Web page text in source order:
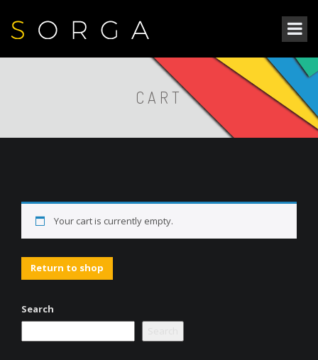
CART
Your cart is currently empty.
Return to shop
Search